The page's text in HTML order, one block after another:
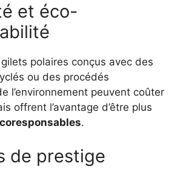
et éco-
polaires conçus avec des
ou des procédés
l’environnement peuvent coûter
offrent l’avantage d’être plus
.
de prestige